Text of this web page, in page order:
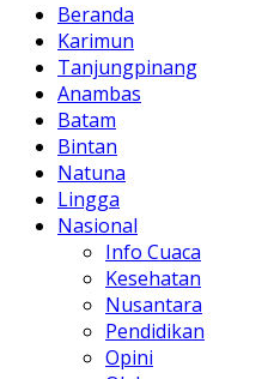
Beranda
Karimun
Tanjungpinang
Anambas
Batam
Bintan
Natuna
Lingga
Nasional
Info Cuaca
Kesehatan
Nusantara
Pendidikan
Opini